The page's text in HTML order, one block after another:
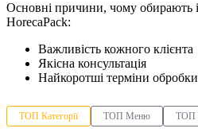
Основні причини, чому обирають
HorecaPack:
Важливість кожного клієнта
Якісна консультація
Найкоротші терміни
ТОП Категорії ТОП Меню ТОП